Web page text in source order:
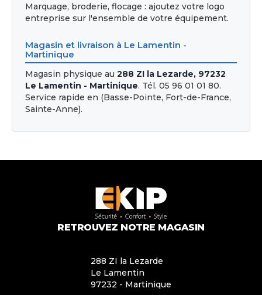
Marquage, broderie, flocage : ajoutez votre logo
entreprise sur l'ensemble de votre équipement.
Magasin et livraison à Le Lamentin -
Martinique
Magasin physique au 288 ZI la Lezarde, 97232
Le Lamentin - Martinique. Tél. 05 96 01 01 80.
Service rapide en (Basse-Pointe, Fort-de-France,
Sainte-Anne).
RETROUVEZ NOTRE MAGASIN
288 ZI la Lezarde
Le Lamentin
97232 - Martinique